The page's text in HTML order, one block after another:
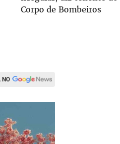
Corpo de Bombeiros
NO